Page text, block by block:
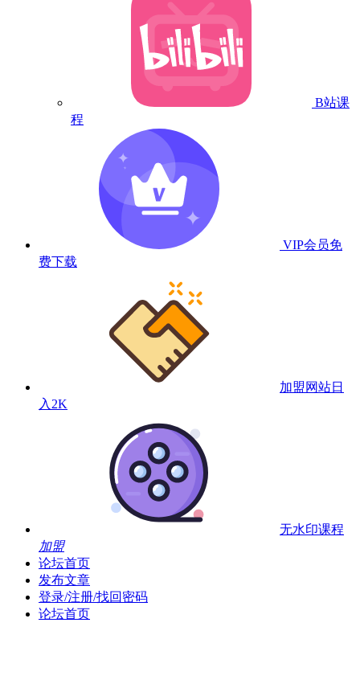
B站课
程
VIP会员免
费下载
加盟网站日
入2K
无水印课程
加盟
论坛首页
发布文章
登录/注册/找回密码
论坛首页